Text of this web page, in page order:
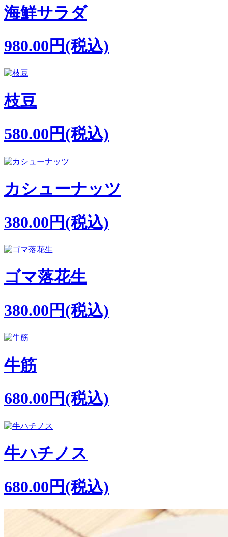
海鮮サラダ
980.00円(税込)
枝豆
580.00円(税込)
カシューナッツ
380.00円(税込)
ゴマ落花生
380.00円(税込)
牛筋
680.00円(税込)
牛ハチノス
680.00円(税込)